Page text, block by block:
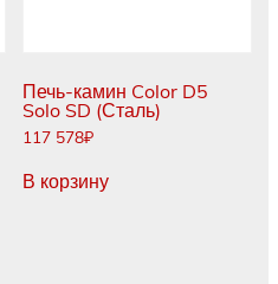
Печь-камин Color D5
Solo SD (Сталь)
117 578₽
В корзину